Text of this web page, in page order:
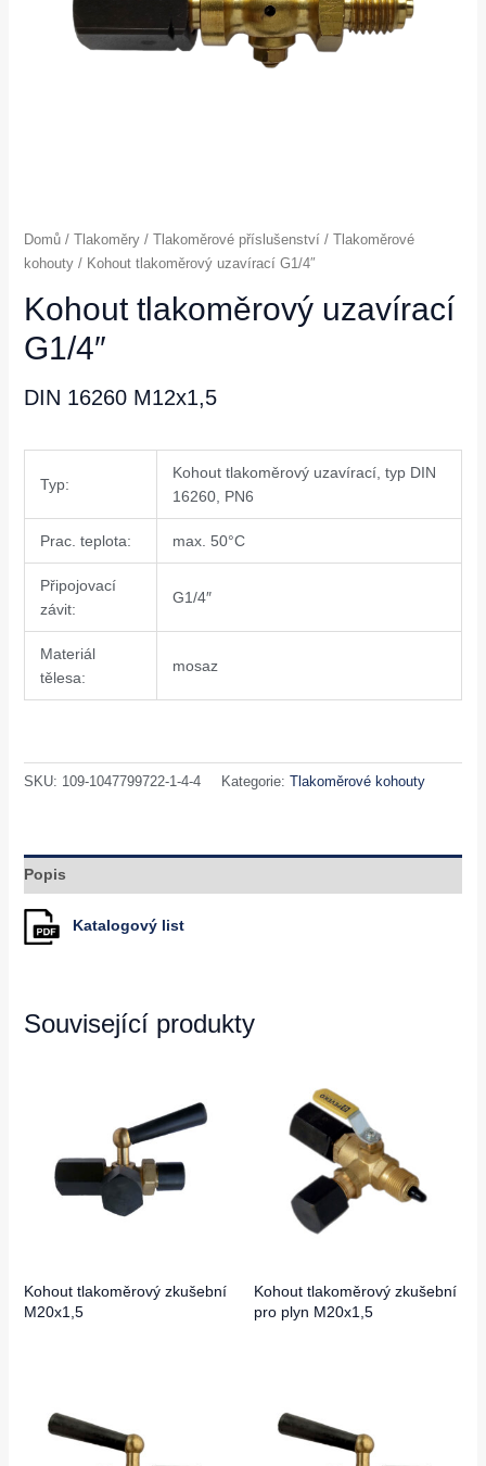
Domů/ Tlakoměry/ Tlakoměrové příslušenství/ Tlakoměrové
kohouty/ Kohout tlakoměrový uzavírací G1/4″
Kohout tlakoměrový uzavírací
G1/4″
DIN 16260 M12x1,5
Typ:
Kohout tlakoměrový uzavírací, typ DIN
16260, PN6
Prac. teplota: max. 50°C
Připojovací
závit:
G1/4″
Materiál
tělesa:
mosaz
SKU: 109-1047799722-1-4-4 Kategorie: Tlakoměrové kohouty
Popis
Katalogový list
Související produkty
Kohout tlakoměrový zkušební
M20x1,5
Kohout tlakoměrový zkušební
pro plyn M20x1,5